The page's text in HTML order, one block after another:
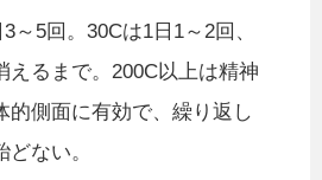
～5回。30Cは1日1～2回、
えるまで。200C以上は精神
的側面に有効で、繰り返し
ない。